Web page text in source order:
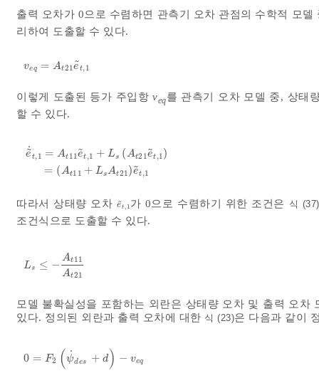
출력 오차가 0으로 수렴하면 관측기 오차 관점의 수학적 모
리하여 도출할 수 있다.
veq = At21e
˜t,1
ve q= At21e ~
이렇게 도출된 등가 주입항veq를 관측기 오차 모델 중, 상태
할 수 있다.
e
˜
˙
t, 1 = At 11e
˜t ,1 + Ls (At21e
˜t ,1 )
= (At11 + LsAt21)e
˜t ,1
~˙t At11e~ t +L At21e~
따라서 상태량 오차 e
˜t, 1
e~t,1
가 0으로 수렴하기 위한 조건은 식 (37)
조건식으로 도출할 수 있다.
Ls ≤ −
At 11
At21
Ls ≤- At11At
모델 불확실성을 포함하는 외란은 상태량 오차 및 출력 오
있다. 정의된 외란과 출력 오차에 대한 식 (23)은 다음과 같이
0 = F2 (ψ
˙
des + d) − veq
0= F2ψ˙ de s + d- veq